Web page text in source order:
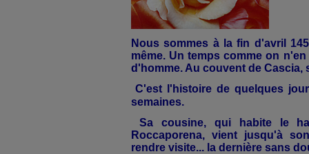
Nous sommes à la fin d'avril
même. Un temps comme on
d'homme. Au couvent de Cascia,
C'est l'histoire de quelques
semaines.
Sa cousine, qui habite le
Roccaporena, vient jusqu'à
rendre visite... la dernière sans